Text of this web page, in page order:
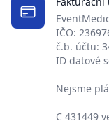
IČO:
č.b. účtu:
ID datové
Nejsme
C 431449